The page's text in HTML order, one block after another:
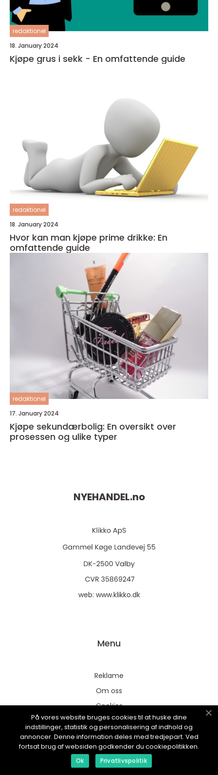
redaktionel
18. January 2024
Kjøpe grus i sekk - En omfattende guide
redaktionel
18. January 2024
Hvor kan man kjøpe prime drikke: En
omfattende guide
redaktionel
17. January 2024
Kjøpe sekundærbolig: En oversikt over
prosessen og ulike typer
NYEHANDEL.no
web: www.klikko.dk
Menu
Reklame
Om oss
Cookies
Kontakt Oss
Sitemap
På vores website bruges cookies til at huske dine
indstillinger, statistik og personalisering af indhold og
annoncer. Denne information deles med tredjepart. Ved
fortsat brug af websiden godkender du cookiepolitikken.
Ok Privatlivspolitik